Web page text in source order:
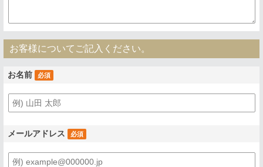
お客様についてご記入ください。
お名前 必須
メールアドレス 必須